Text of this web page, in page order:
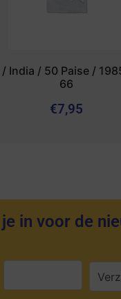
India / 50 Paise /
66
€7,95
in voor de